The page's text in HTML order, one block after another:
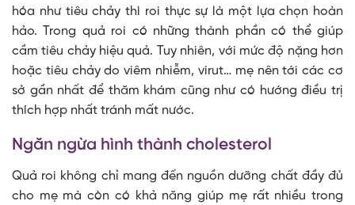
hóa như tiêu chảy thì roi thực sự là một lựa chọn hoàn
hảo. Trong quả roi có những thành phần có thể giúp
cầm tiêu chảy hiệu quả. Tuy nhiên, với mức độ nặng hơn
hoặc tiêu chảy do viêm nhiễm, virut… mẹ nên tới các cơ
sở gần nhất để thăm khám cũng như có hướng điều trị
thích hợp nhất tránh mất nước.
Ngăn ngừa hình thành cholesterol
Quả roi không chỉ mang đến nguồn dưỡng chất đầy đủ
cho mẹ mà còn có khả năng giúp mẹ rất nhiều trong